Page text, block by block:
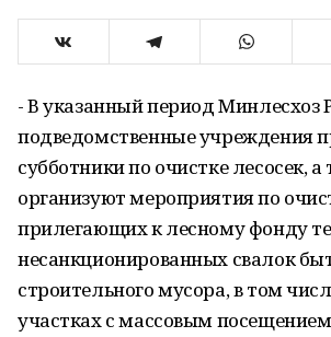
- В указанный период Минлесхоз
подведомственные учреждения
субботники по очистке лесосек, а
организуют мероприятия по
прилегающих к лесному фонду
несанкционированных свалок
строительного мусора, в том
участках с массовым